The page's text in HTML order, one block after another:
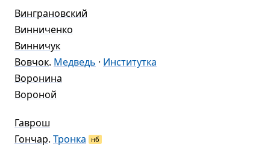
Винграновский
Винниченко
Винничук
Вовчок. Медведь · Институтка
Воронина
Вороной
Гаврош
Гончар. Тронка нб